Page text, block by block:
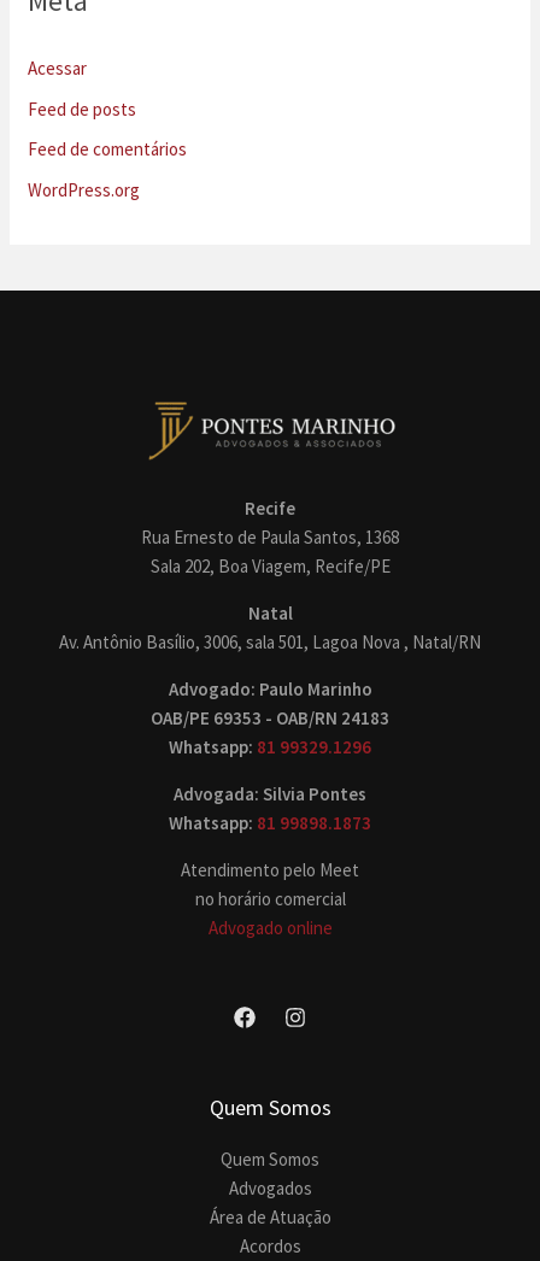
Acessar
Feed de posts
Feed de comentários
WordPress.org
Recife
Rua Ernesto de Paula Santos, 1368
Sala 202, Boa Viagem, Recife/PE
Natal
Av. Antônio Basílio, 3006, sala 501, Lagoa Nova , Natal/RN
Advogado: Paulo Marinho
OAB/PE 69353 - OAB/RN 24183
Whatsapp: 81 99329.1296
Advogada: Silvia Pontes
Whatsapp: 81 99898.1873
Atendimento pelo Meet
no horário comercial
Advogado online
Quem Somos
Quem Somos
Advogados
Área de Atuação
Acordos